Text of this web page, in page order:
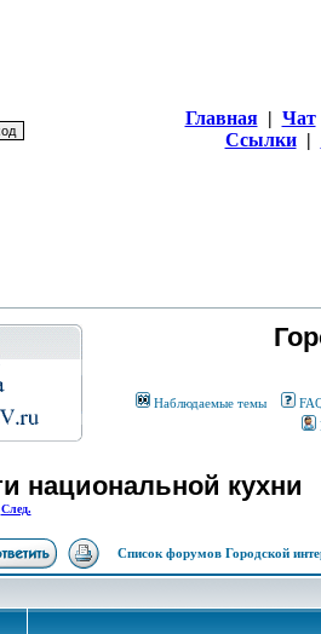
Главная | Чат
Ссылки |
Наблюдаемые темы
национальной кухни
След.
Список форумов Городской